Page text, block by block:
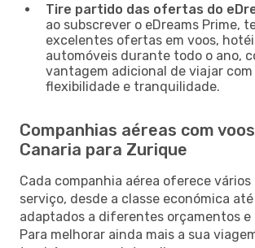
Tire partido das ofertas do
ao subscrever o eDreams Prime,
excelentes ofertas em voos,
automóveis durante todo o ano,
vantagem adicional de viajar com
flexibilidade e tranquilidade.
Companhias aéreas com
Canaria para Zurique
Cada companhia aérea oferece
serviço, desde a classe económica
adaptados a diferentes orçamentos e
Para melhorar ainda mais a sua